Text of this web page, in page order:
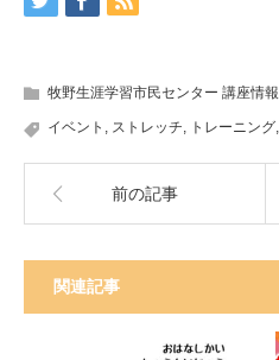
牧野生涯学習市民センター 講座情報
イベント ストレッチ トレーニング
前の記事
関連記事